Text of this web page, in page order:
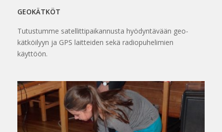
GEOKÄTKÖT
Tutustumme satellittipaikannusta hyödyntävään geo-
kätköilyyn ja GPS laitteiden sekä radiopuhelimien
käyttöön.